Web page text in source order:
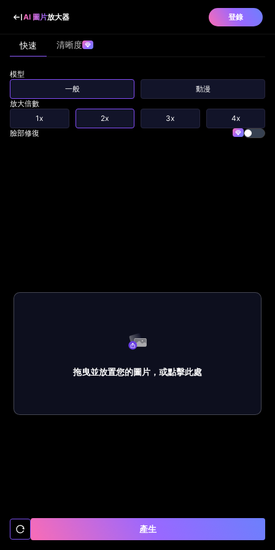
AI 圖片放大器 登錄
快速 清晰度
模型
一般
動漫
放大倍數
1x
2x 3x
4x
臉部修復
產生
拖曳並放置您的圖片，或點擊此處